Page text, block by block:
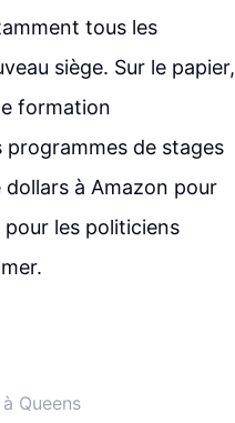
tous les
siège. Sur le papier,
formation
de stages
dollars à Amazon pour
les politiciens
Queens